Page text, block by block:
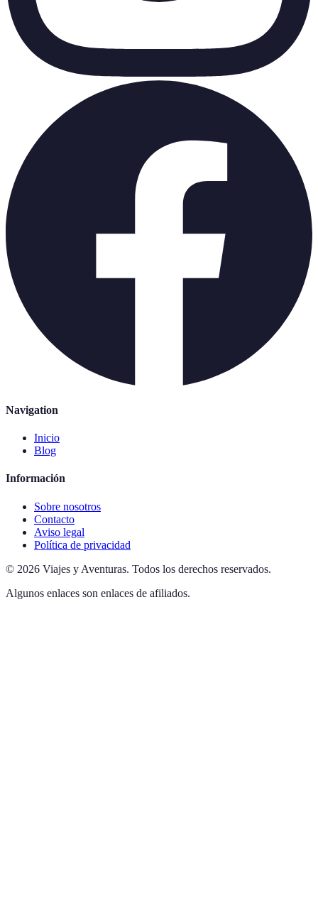
Navigation
Inicio
Blog
Información
Sobre nosotros
Contacto
Aviso legal
Política de privacidad
© 2026 Viajes y Aventuras. Todos los derechos reservados.
Algunos enlaces son enlaces de afiliados.